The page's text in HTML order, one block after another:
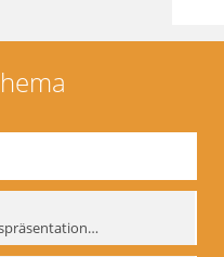
Biomechanik- Abschlusspräsentation des Workshops Sommer 2001